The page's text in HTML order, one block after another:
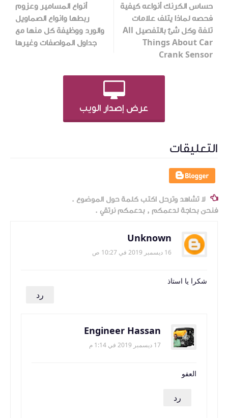
حساس الكرنك أنواعه كيفية
فحصه لماذا يتلف علامات
تلفة وكل شئ بالتفصيل All
Things About Car
Crank Sensor
أنواع المسامير وعزوم
ربطها وانواع الصماويل
والورد ووظيفة كل منها مع
جداول المواصفات وغيرها
عرض إصدار الويب
التعليقات
لا تشاهد وترحل اكتب كلمة حول الموضوع .
فنحن بحاجة لدعمكم , بدعمكم نرتقي .
Unknown
16 ديسمبر 2019 في 10:27 ص
شكرا يا استاذ
رد
Engineer Hassan
17 ديسمبر 2019 في 1:14 م
العفو
رد